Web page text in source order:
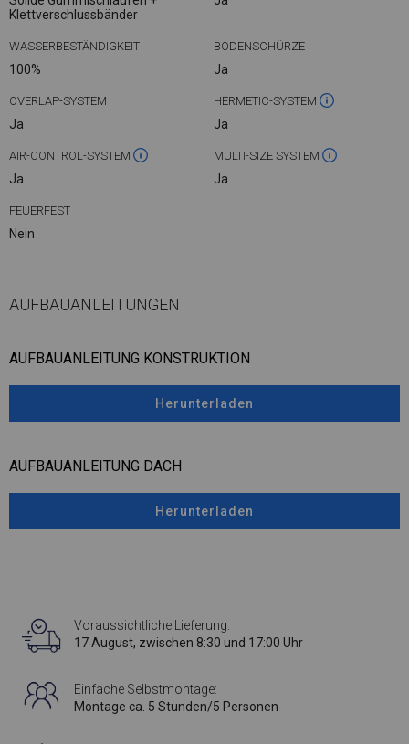
Klettverschlussbänder
WASSERBESTÄNDIGKEIT
100%
BODENSCHÜRZE
Ja
OVERLAP-SYSTEM
Ja
HERMETIC-SYSTEM
Ja
AIR-CONTROL-SYSTEM
Ja
MULTI-SIZE SYSTEM
Ja
FEUERFEST
Nein
AUFBAUANLEITUNGEN
AUFBAUANLEITUNG KONSTRUKTION
Herunterladen
AUFBAUANLEITUNG DACH
Herunterladen
Voraussichtliche Lieferung:
17 August, zwischen 8:30 und 17:00 Uhr
Einfache Selbstmontage:
Montage ca. 5 Stunden/5 Personen